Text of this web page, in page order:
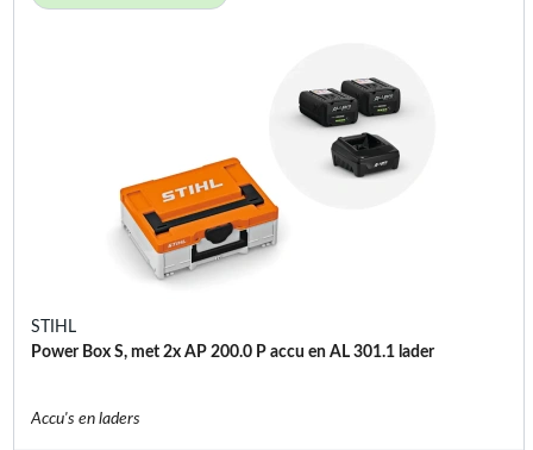
STIHL
Power Box S, met 2x AP 200.0 P accu en AL 301.1 lader
Accu's en laders